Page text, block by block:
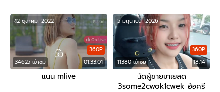
34625 เข้าชม 01:33:01
360P
12 ตุลาคม, 2022
แนน mlive
11380 เข้าชม 18:14
360P
5 มิถุนายน, 2026
นัดผู้ชายมาเยสด
3some2cwok1cwek อ้อศรี